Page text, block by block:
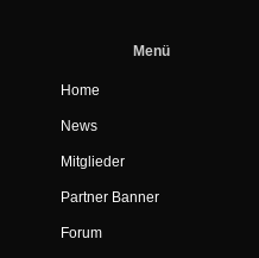
Menü
Home
News
Mitglieder
Partner Banner
Forum